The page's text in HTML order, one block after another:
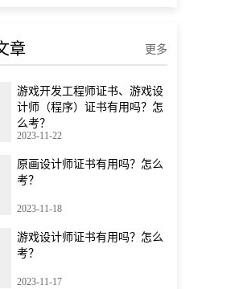
章 更多
游戏开发工程师证书、游戏设
计师（程序）证书有用吗？怎
么考？
2023-11-22
原画设计师证书有用吗？怎么
考？
2023-11-18
游戏设计师证书有用吗？怎么
考？
2023-11-17